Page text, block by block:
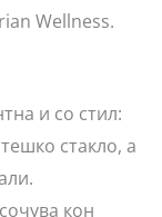
Wellness.
и со стил:
стакло, а
кон